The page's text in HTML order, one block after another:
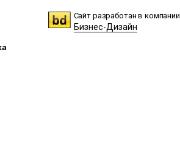
Сайт разработан в компании
Бизнес-Дизайн